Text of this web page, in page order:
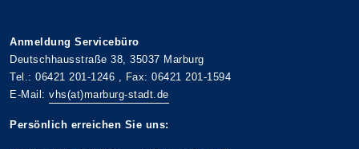
Anmeldung Servicebüro
Deutschhausstraße 38, 35037 Marburg
Tel.: 06421 201-1246 , Fax: 06421 201-1594
E-Mail: vhs(at)marburg-stadt.de
Persönlich erreichen Sie uns: